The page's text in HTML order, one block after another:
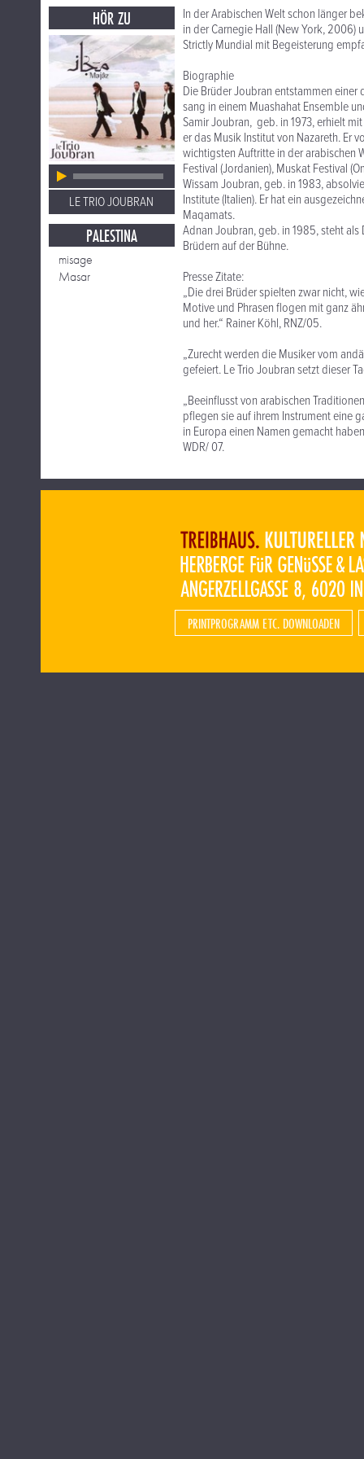
HÖR ZU
LE TRIO JOUBRAN
PALESTINA
misage
Masar
In der Arabischen Welt schon länger
in der Carnegie Hall (New York,
Strictly Mundial mit Begeisterung
Biographie
Die Brüder Joubran entstammen
sang in einem Muashahat Ensemble
Samir Joubran, geb. in 1973, erhielt
er das Musik Institut von Nazareth. Er
wichtigsten Auftritte in der arabischen
Festival (Jordanien), Muskat Festival
Wissam Joubran, geb. in 1983,
Institute (Italien). Er hat ein
Maqamats.
Adnan Joubran, geb. in 1985, steht
Brüdern auf der Bühne.
Presse Zitate:
„Die drei Brüder spielten zwar nicht,
Motive und Phrasen flogen mit ganz
und her.“ Rainer Köhl, RNZ/05.
„Zurecht werden die Musiker vom
gefeiert. Le Trio Joubran setzt dieser
„Beeinflusst von arabischen
pflegen sie auf ihrem Instrument eine
in Europa einen Namen gemacht
WDR/ 07.
PRINTPROGRAMM ETC. DOWNLOADEN